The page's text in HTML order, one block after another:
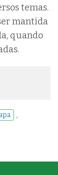
temas.
mantida
quando
,